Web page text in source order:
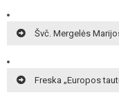
Švč. Mergelės
Freska „Europos